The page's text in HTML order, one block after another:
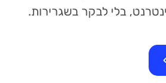
בלי לבקר בשגרירות.